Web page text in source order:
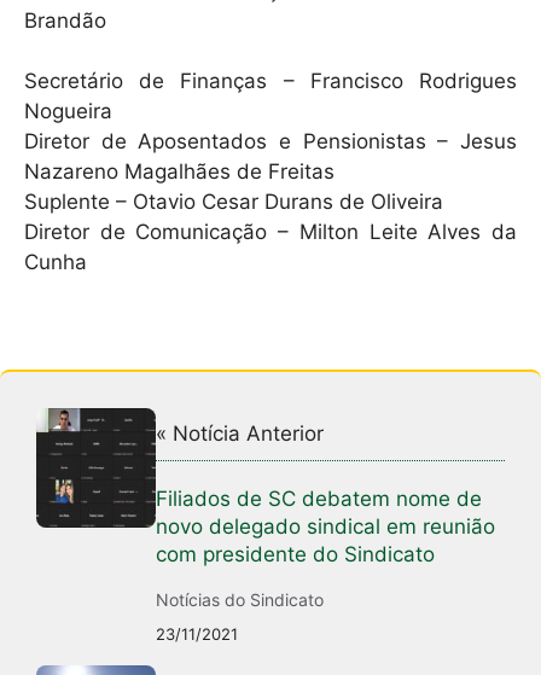
Brandão
Secretário de Finanças – Francisco Rodrigues
Nogueira
Diretor de Aposentados e Pensionistas – Jesus
Nazareno Magalhães de Freitas
Suplente – Otavio Cesar Durans de Oliveira
Diretor de Comunicação – Milton Leite Alves da
Cunha
« Notícia Anterior
Filiados de SC debatem nome de
novo delegado sindical em reunião
com presidente do Sindicato
Notícias do Sindicato
23/11/2021